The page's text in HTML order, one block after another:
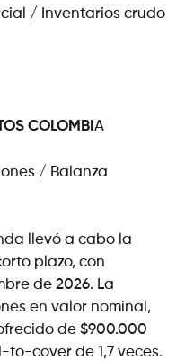
/ Inventarios crudo
COLOMBI A
/ Balanza
llevó a cabo la
plazo, con
de 2026. La
en valor nominal,
de $900.000
to-cover de 1,7 veces.